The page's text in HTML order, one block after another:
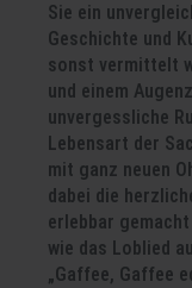
Sie ein
Geschichte und
sonst vermittelt
und einem
unvergessliche
Lebensart der
mit ganz neuen
dabei die
erlebbar
wie das Loblied
„Gaffee, Gaffee